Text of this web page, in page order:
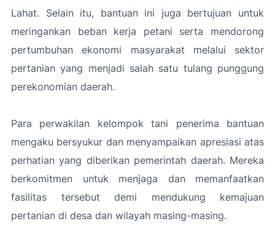
Lahat. Selain itu, bantuan ini juga bertujuan untuk
meringankan beban kerja petani serta mendorong
pertumbuhan ekonomi masyarakat melalui sektor
pertanian yang menjadi salah satu tulang punggung
perekonomian daerah.
Para perwakilan kelompok tani penerima bantuan
mengaku bersyukur dan menyampaikan apresiasi atas
perhatian yang diberikan pemerintah daerah. Mereka
berkomitmen untuk menjaga dan memanfaatkan
fasilitas tersebut demi mendukung kemajuan
pertanian di desa dan wilayah masing-masing.